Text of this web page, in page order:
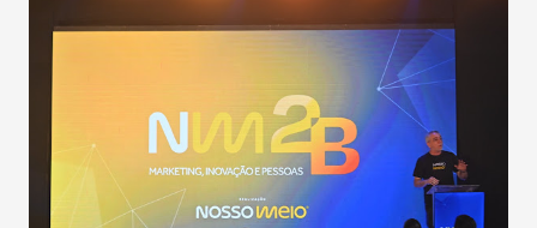
população suspeita e de cuidados com os ambientes
públicos e domiciliares. “Nós não estamos vivendo uma
epidemia comum, como temos em todos os anos, com
aumento de casos de dengue, influenza ou H1N1. Trata-se
de uma epidemia com um vírus diferente, com um poder de
contaminação maior que outros coronavírus”, apontou o
secretário. Segundo ele, é uma epidemia com chance de